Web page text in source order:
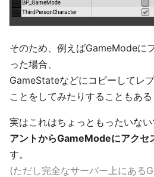
そのため、例えばGameModeに
った場合、
GameStateなどにコピーしてレ
ことをしてみたりすることもある
実はこれはちょっともったいな
アントからGameModeにアクセ
す。
(ただし完全なサーバー上にある